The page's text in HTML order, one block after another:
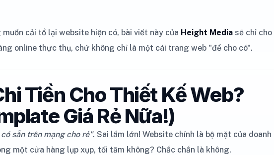
cải tổ lại website hiện có, bài viết này của Height Media sẽ chỉ cho
online thực thụ, chứ không chỉ là một cái trang web "để cho có".
Tiền Cho Thiết Kế Web?
Giá Rẻ Nữa!)
sẵn trên mạng cho rẻ". Sai lầm lớn! Website chính là bộ mặt của doanh
một cửa hàng lụp xụp, tối tăm không? Chắc chắn là không.